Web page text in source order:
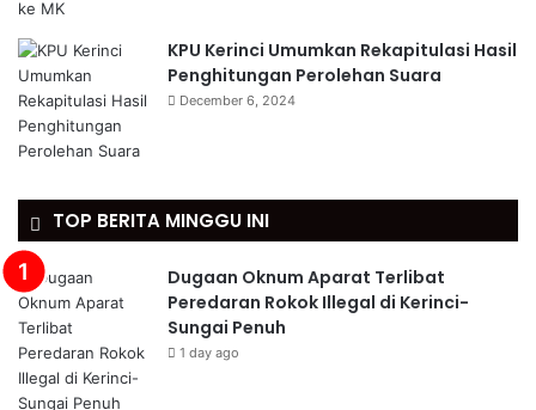
KPU Kerinci Umumkan Rekapitulasi Hasil
Penghitungan Perolehan Suara
December 6, 2024
TOP BERITA MINGGU INI
Dugaan Oknum Aparat Terlibat
Peredaran Rokok Illegal di Kerinci-
Sungai Penuh
1 day ago